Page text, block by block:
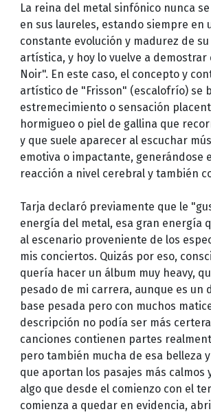
La reina del metal sinfónico nunca
en sus laureles, estando siempre en
constante evolución y madurez de
artística, y hoy lo vuelve a demostrar
Noir". En este caso, el concepto y
artístico de "Frisson" (escalofrío) se
estremecimiento o sensación
hormigueo o piel de gallina que
y que suele aparecer al escuchar
emotiva o impactante, generándose
reacción a nivel cerebral y también
Tarja declaró previamente que le
energía del metal, esa gran energía
al escenario proveniente de los
mis conciertos. Quizás por eso,
quería hacer un álbum muy heavy,
pesado de mi carrera, aunque es un
base pesada pero con muchos
descripción no podía ser más
canciones contienen partes
pero también mucha de esa belleza
que aportan los pasajes más calmos
algo que desde el comienzo con el
comienza a quedar en evidencia,